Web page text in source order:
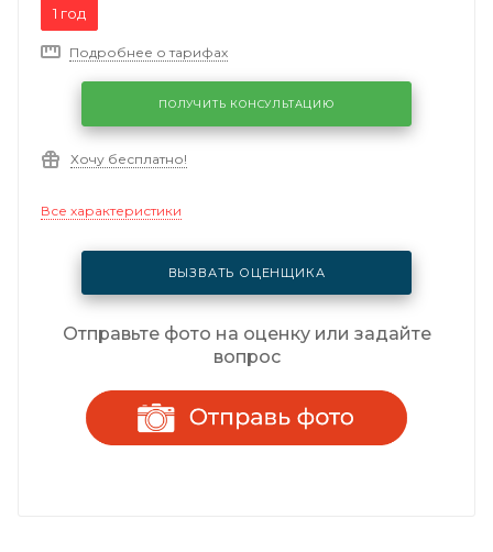
1 год
Подробнее о тарифах
ПОЛУЧИТЬ КОНСУЛЬТАЦИЮ
Хочу бесплатно!
Все характеристики
ВЫЗВАТЬ ОЦЕНЩИКА
Отправьте фото на оценку или задайте
вопрос